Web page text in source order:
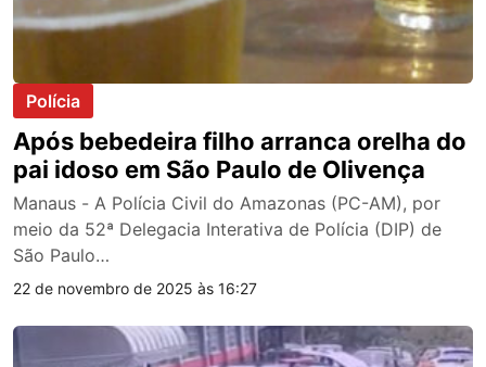
Polícia
Após bebedeira filho arranca orelha do
pai idoso em São Paulo de Olivença
Manaus - A Polícia Civil do Amazonas (PC-AM), por
meio da 52ª Delegacia Interativa de Polícia (DIP) de
São Paulo…
22 de novembro de 2025 às 16:27